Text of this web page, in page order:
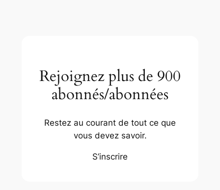
Rejoignez plus de 900
abonnés/abonnées
Restez au courant de tout ce que
vous devez savoir.
S’inscrire